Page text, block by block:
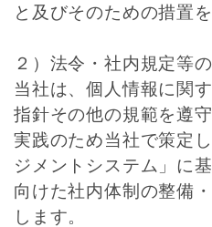
と及びそのための措置
２）法令・社内規定等
当社は、個人情報に関
指針その他の規範を遵
実践のため当社で策定
ジメントシステム」に
向けた社内体制の整備
します。